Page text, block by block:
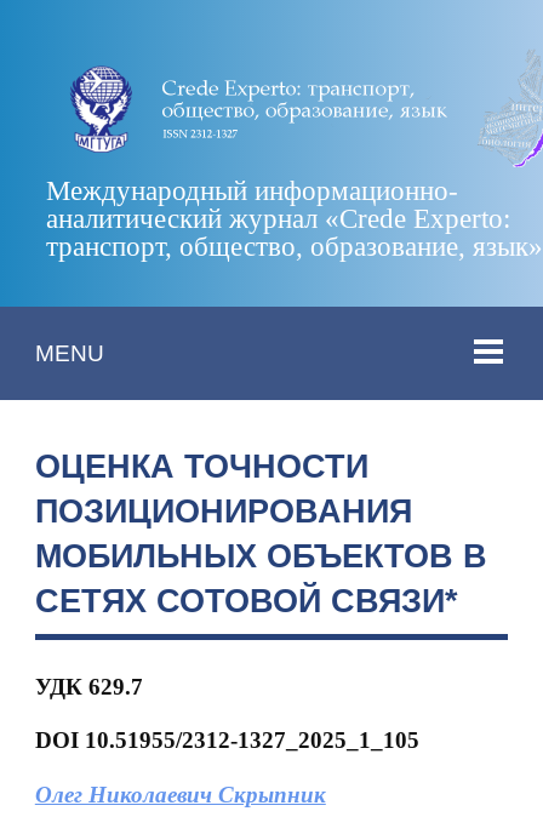
Международный информационно-
аналитический журнал «Crede Experto:
транспорт, общество, образование, язык»
MENU
ОЦЕНКА ТОЧНОСТИ
ПОЗИЦИОНИРОВАНИЯ
МОБИЛЬНЫХ ОБЪЕКТОВ В
СЕТЯХ СОТОВОЙ СВЯЗИ*
УДК 629.7
DOI 10.51955/2312-1327_2025_1_105
Олег Николаевич Скрыпник